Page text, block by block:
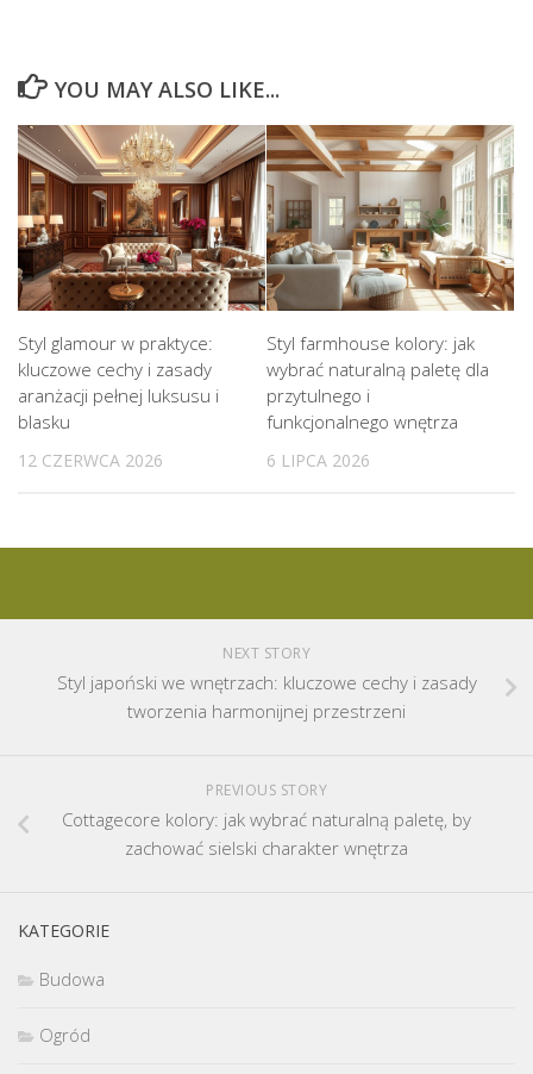
YOU MAY ALSO LIKE...
Styl glamour w praktyce:
kluczowe cechy i zasady
aranżacji pełnej luksusu i
blasku
12 CZERWCA 2026
Styl farmhouse kolory: jak
wybrać naturalną paletę dla
przytulnego i
funkcjonalnego wnętrza
6 LIPCA 2026
NEXT STORY
Styl japoński we wnętrzach: kluczowe cechy i zasady
tworzenia harmonijnej przestrzeni
PREVIOUS STORY
Cottagecore kolory: jak wybrać naturalną paletę, by
zachować sielski charakter wnętrza
KATEGORIE
Budowa
Ogród